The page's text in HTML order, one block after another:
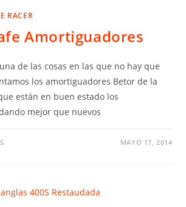
RACER
Amortiguadores
de las cosas en las que no hay que
los amortiguadores Betor de la
están en buen estado los
mejor que nuevos
MAYO 17, 2014